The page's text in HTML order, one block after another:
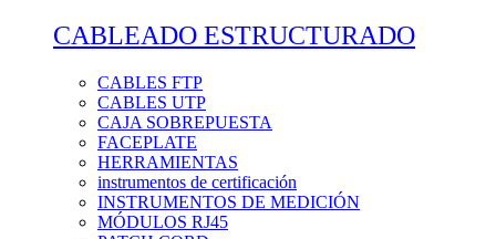
CABLEADO ESTRUCTURADO
CABLES FTP
CABLES UTP
CAJA SOBREPUESTA
FACEPLATE
HERRAMIENTAS
instrumentos de certificación
INSTRUMENTOS DE MEDICIÓN
MÓDULOS RJ45